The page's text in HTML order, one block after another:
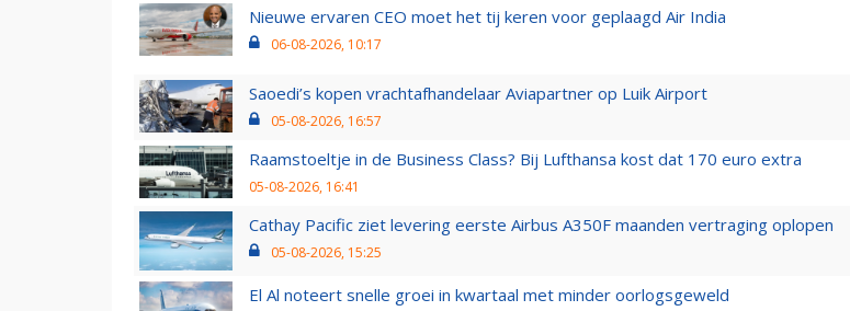
Nieuwe ervaren CEO moet het tij keren voor geplaagd Air India
06-08-2026, 10:17
Saoedi’s kopen vrachtafhandelaar Aviapartner op Luik Airport
05-08-2026, 16:57
Raamstoeltje in de Business Class? Bij Lufthansa kost dat 170 euro extra
05-08-2026, 16:41
Cathay Pacific ziet levering eerste Airbus A350F maanden vertraging oplopen
05-08-2026, 15:25
El Al noteert snelle groei in kwartaal met minder oorlogsgeweld